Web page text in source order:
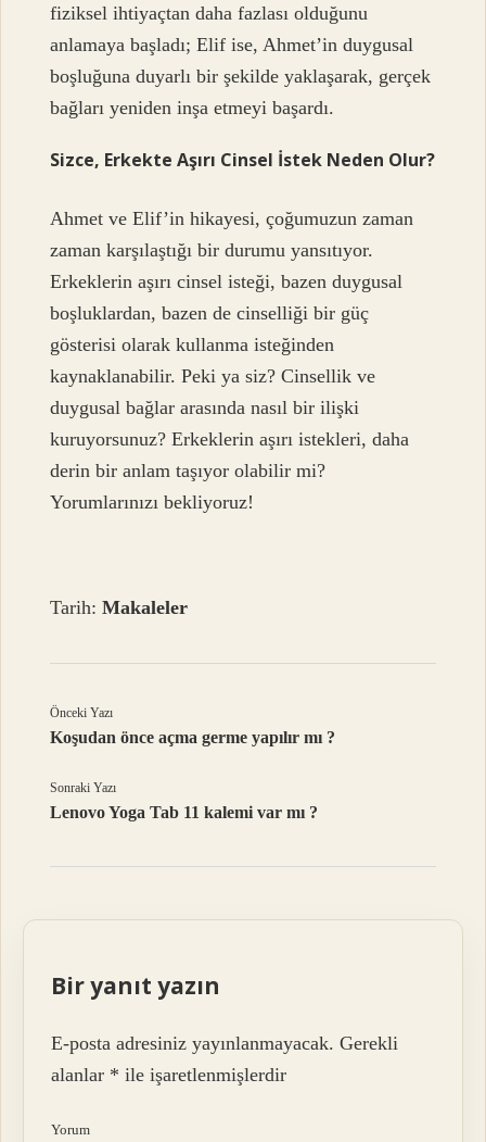
fiziksel ihtiyaçtan daha fazlası olduğunu
anlamaya başladı; Elif ise, Ahmet’in duygusal
boşluğuna duyarlı bir şekilde yaklaşarak, gerçek
bağları yeniden inşa etmeyi başardı.
Sizce, Erkekte Aşırı Cinsel İstek Neden Olur?
Ahmet ve Elif’in hikayesi, çoğumuzun zaman
zaman karşılaştığı bir durumu yansıtıyor.
Erkeklerin aşırı cinsel isteği, bazen duygusal
boşluklardan, bazen de cinselliği bir güç
gösterisi olarak kullanma isteğinden
kaynaklanabilir. Peki ya siz? Cinsellik ve
duygusal bağlar arasında nasıl bir ilişki
kuruyorsunuz? Erkeklerin aşırı istekleri, daha
derin bir anlam taşıyor olabilir mi?
Yorumlarınızı bekliyoruz!
Tarih:Makaleler
Önceki Yazı
Koşudan önce açma germe yapılır mı ?
Sonraki Yazı
Lenovo Yoga Tab 11 kalemi var mı ?
Bir yanıt yazın
E-posta adresiniz yayınlanmayacak. Gerekli
alanlar * ile işaretlenmişlerdir
Yorum